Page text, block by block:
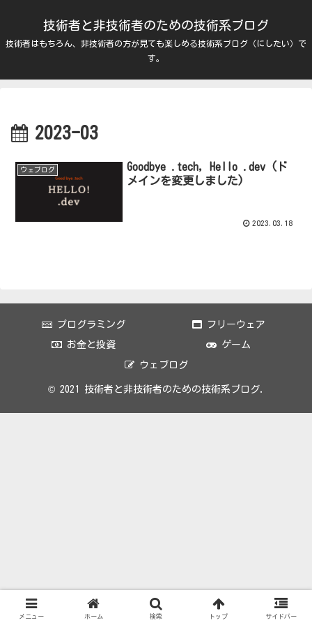
技術者と非技術者のための技術系ブログ
技術者はもちろん、非技術者の方が見ても楽しめる技術系ブログ（にしたい）で
す。
2023-03
ウェブログ
Goodbye .tech, Hello .dev (ド
メインを変更しました)
2023.03.18
プログラミング フリーウェア
お金と投資 ゲーム
ウェブログ
© 2021 技術者と非技術者のための技術系ブログ.
メニュー ホーム 検索 トップ サイドバー